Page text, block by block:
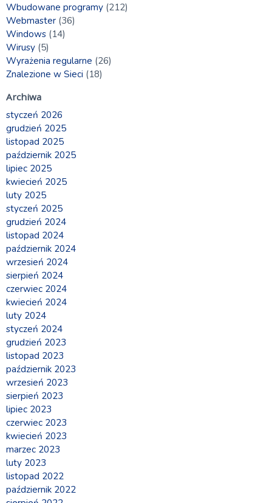
Wbudowane programy (212)
Webmaster (36)
Windows (14)
Wirusy (5)
Wyrażenia regularne (26)
Znalezione w Sieci (18)
Archiwa
styczeń 2026
grudzień 2025
listopad 2025
październik 2025
lipiec 2025
kwiecień 2025
luty 2025
styczeń 2025
grudzień 2024
listopad 2024
październik 2024
wrzesień 2024
sierpień 2024
czerwiec 2024
kwiecień 2024
luty 2024
styczeń 2024
grudzień 2023
listopad 2023
październik 2023
wrzesień 2023
sierpień 2023
lipiec 2023
czerwiec 2023
kwiecień 2023
marzec 2023
luty 2023
listopad 2022
październik 2022